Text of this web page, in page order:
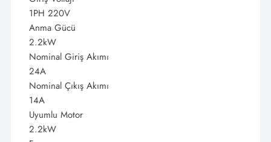
1PH 220V
Anma Gücü
2.2kW
Nominal Giriş Akımı
24A
Nominal Çıkış Akımı
14A
Uyumlu Motor
2.2kW